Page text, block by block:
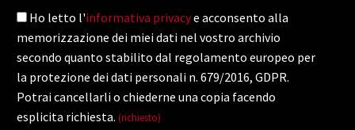
Ho letto l'informativa privacye acconsento alla
memorizzazione dei miei dati nel vostro archivio
secondo quanto stabilito dal regolamento europeo per
la protezione dei dati personali n. 679/2016, GDPR.
Potrai cancellarli o chiederne una copia facendo
esplicita richiesta. (richiesto)